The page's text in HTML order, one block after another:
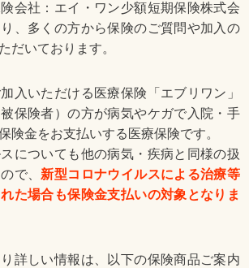
会社：エイ・ワン少額短期保険株式会
、多くの方から保険のご質問や加入の
だいております。
入いただける医療保険「エブリワン」
保険者）の方が病気やケガで入院・手
険金をお支払いする医療保険です。
についても他の病気・疾病と同様の扱
で、新型コロナウイルスによる治療等
た場合も保険金支払いの対象となりま
詳しい情報は、以下の保険商品ご案内